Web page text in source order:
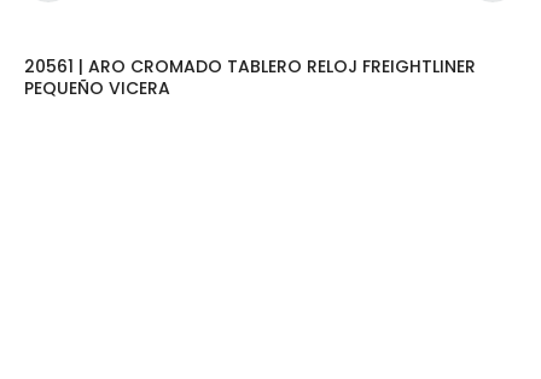
20561 | ARO CROMADO TABLERO RELOJ FREIGHTLINER
PEQUEÑO VICERA